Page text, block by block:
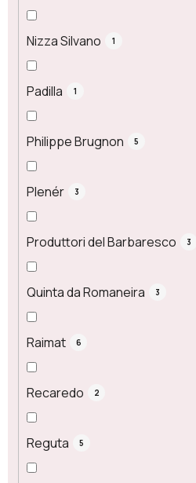
Nizza Silvano 1
Padilla 1
Philippe Brugnon 5
Plenér 3
Produttori del Barbaresco 3
Quinta da Romaneira 3
Raimat 6
Recaredo 2
Reguta 5